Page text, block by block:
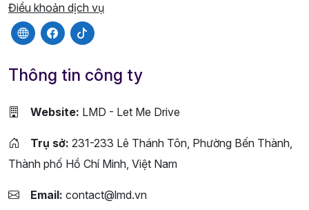
Điều khoản dịch vụ
Thông tin công ty
Website: LMD - Let Me Drive
Trụ sở: 231-233 Lê Thánh Tôn, Phường Bến Thành,
Thành phố Hồ Chí Minh, Việt Nam
Email: contact@lmd.vn